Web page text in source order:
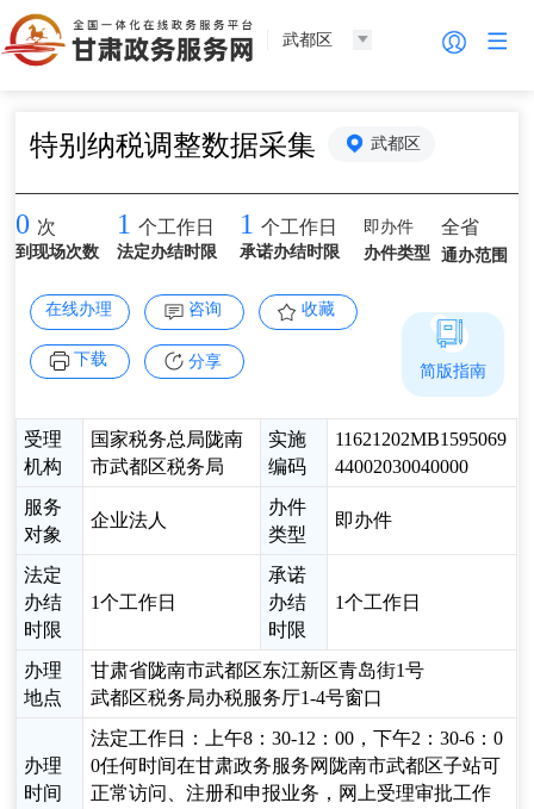
武都区
特别纳税调整数据采集 武都区
0 次
到现场次数
1 个工作日
法定办结时限
1 个工作日
承诺办结时限
即办件
办件类型
全省
通办范围
在线办理 咨询 收藏
下载 分享
受理
机构
国家税务总局陇南
市武都区税务局
实施
编码
11621202MB1595069
44002030040000
服务
对象
企业法人
办件
类型
即办件
法定
办结
时限
1个工作日
承诺
办结
时限
1个工作日
办理
地点
甘肃省陇南市武都区东江新区青岛街1号
武都区税务局办税服务厅1-4号窗口
办理
时间
法定工作日：上午8：30-12：00，下午2：30-6：0
0任何时间在甘肃政务服务网陇南市武都区子站可
正常访问、注册和申报业务，网上受理审批工作
简版指南